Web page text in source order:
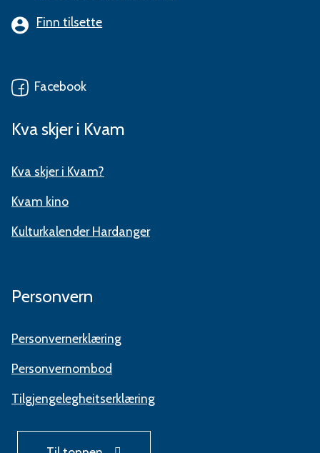
Finn tilsette
Facebook
Kva skjer i Kvam
Kva skjer i Kvam?
Kvam kino
Kulturkalender Hardanger
Personvern
Personvernerklæring
Personvernombod
Tilgjengelegheitserklæring